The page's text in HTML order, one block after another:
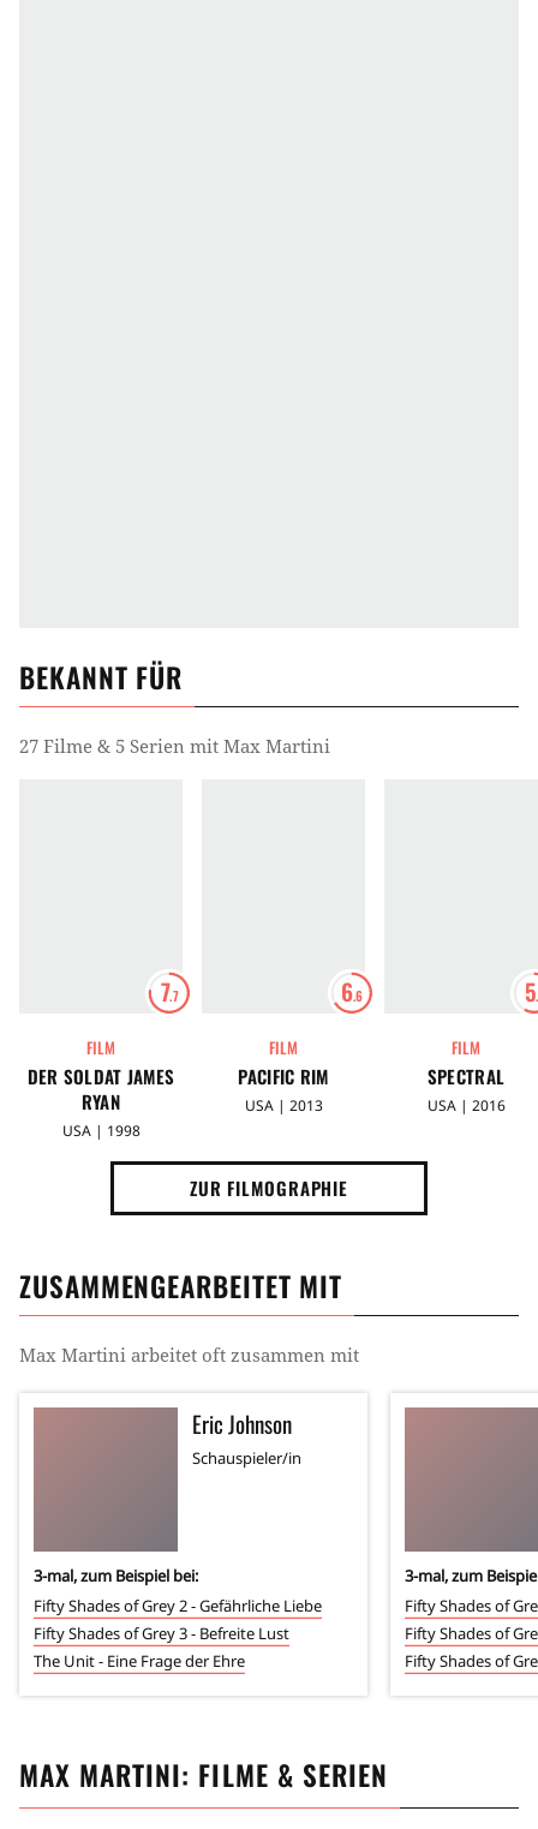
BEKANNT FÜR
27 Filme & 5 Serien mit Max Martini
7.7
FILM
DER SOLDAT JAMES
RYAN
USA | 1998
6.6
FILM
PACIFIC RIM
USA | 2013
5
FILM
SPECTRAL
USA | 2016
ZUR FILMOGRAPHIE
ZUSAMMENGEARBEITET MIT
Max Martini arbeitet oft zusammen mit
Eric Johnson
Schauspieler/in
3-mal, zum Beispiel bei:
Fifty Shades of Grey 2 - Gefährliche Liebe
Fifty Shades of Grey 3 - Befreite Lust
The Unit - Eine Frage der Ehre
3-mal, zum
Fifty Shades of
Fifty Shades of
Fifty Shades of
MAX MARTINI: FILME & SERIEN